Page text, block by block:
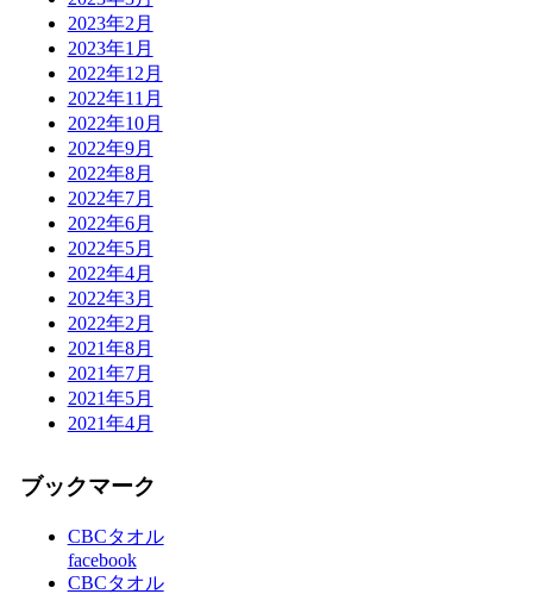
2023年2月
2023年1月
2022年12月
2022年11月
2022年10月
2022年9月
2022年8月
2022年7月
2022年6月
2022年5月
2022年4月
2022年3月
2022年2月
2021年8月
2021年7月
2021年5月
2021年4月
ブックマーク
CBCタオル
facebook
CBCタオル